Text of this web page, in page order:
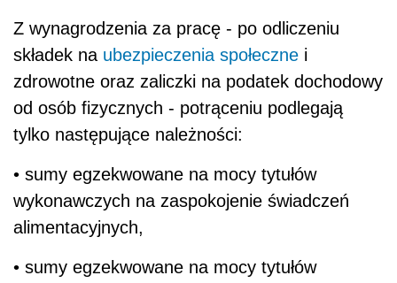
Z wynagrodzenia za pracę - po odliczeniu
składek na ubezpieczenia społeczne i
zdrowotne oraz zaliczki na podatek dochodowy
od osób fizycznych - potrąceniu podlegają
tylko następujące należności:
• sumy egzekwowane na mocy tytułów
wykonawczych na zaspokojenie świadczeń
alimentacyjnych,
• sumy egzekwowane na mocy tytułów